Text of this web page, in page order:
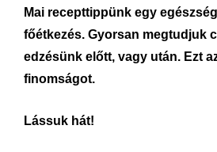
Mai recepttippünk egy
főétkezés. Gyorsan megtudjuk
edzésünk előtt, vagy után. Ezt
finomságot.
Lássuk hát!